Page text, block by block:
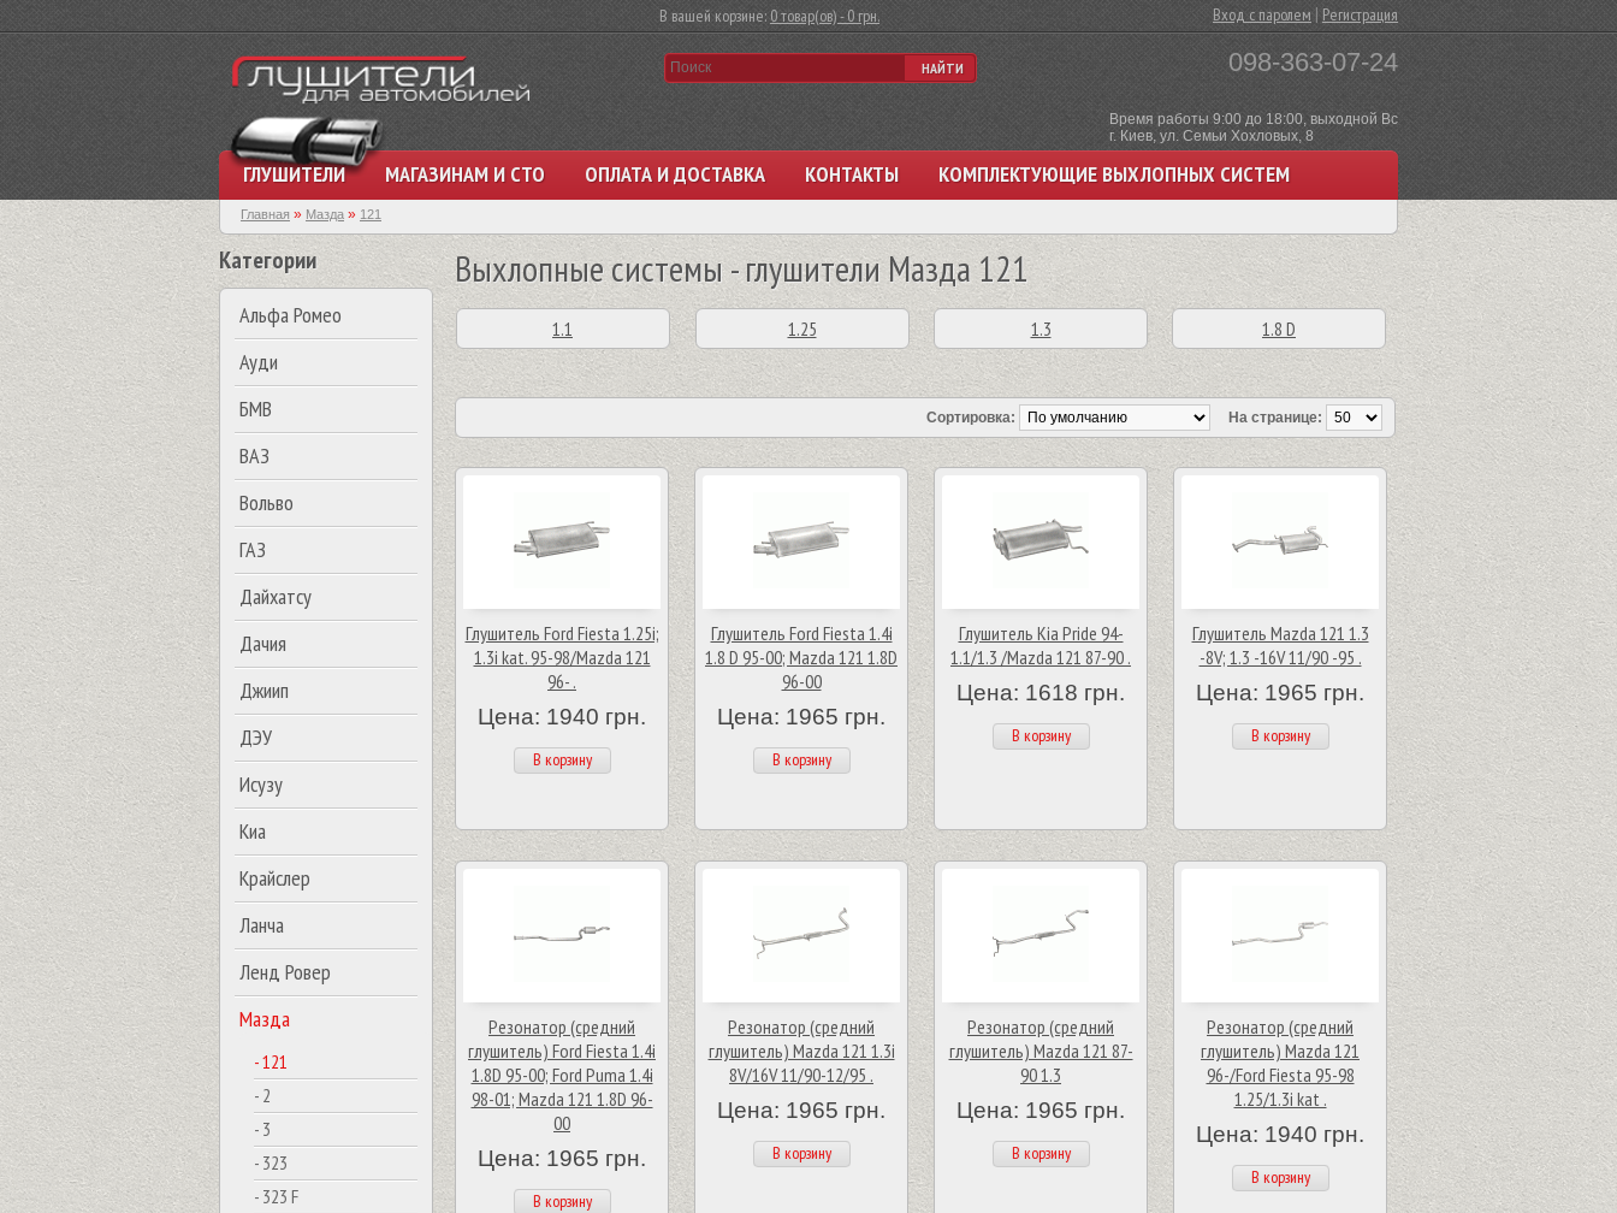
Вход с паролем | Регистрация
В вашей корзине:0 товар(ов) - 0 грн.
098-363-07-24
Время работы 9:00 до 18:00, выходной Вс
г. Киев, ул. Семьи Хохловых, 8
НАЙТИ
ГЛУШИТЕЛИ МАГАЗИНАМ И СТО ОПЛАТА И ДОСТАВКА КОНТАКТЫ КОМПЛЕКТУЮЩИЕ ВЫХЛОПНЫХ СИСТЕМ
Категории
Альфа Ромео
Ауди
БМВ
ВАЗ
Вольво
ГАЗ
Дайхатсу
Дачия
Джиип
ДЭУ
Исузу
Киа
Крайслер
Ланча
Ленд Ровер
Мазда
- 121
- 2
- 3
- 323
- 323 F
Главная » Мазда » 121
Выхлопные системы - глушители Мазда 121
1.1 1.25 1.3 1.8 D
На странице:
Сортировка:
Глушитель Ford Fiesta 1.25i;
1.3i kat. 95-98/Mazda 121
96- .
Цена: 1940 грн.
В корзину
Глушитель Ford Fiesta 1.4i
1.8 D 95-00; Mazda 121 1.8D
96-00
Цена: 1965 грн.
В корзину
Глушитель Kia Pride 94-
1.1/1.3 /Mazda 121 87-90 .
Цена: 1618 грн.
В корзину
Глушитель Mazda 121 1.3
-8V; 1.3 -16V 11/90 -95 .
Цена: 1965 грн.
В корзину
Резонатор (средний
глушитель) Ford Fiesta 1.4i
1.8D 95-00; Ford Puma 1.4i
98-01; Mazda 121 1.8D 96-
00
Цена: 1965 грн.
В корзину
Резонатор (средний
глушитель) Mazda 121 1.3i
8V/16V 11/90-12/95 .
Цена: 1965 грн.
В корзину
Резонатор (средний
глушитель) Mazda 121 87-
90 1.3
Цена: 1965 грн.
В корзину
Резонатор (средний
глушитель) Mazda 121
96-/Ford Fiesta 95-98
1.25/1.3i kat .
Цена: 1940 грн.
В корзину